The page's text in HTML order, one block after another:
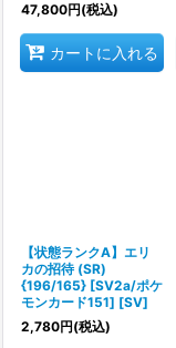
47,800円(税込)
カートに入れる
【状態ランクA】エリ
カの招待 (SR)
{196/165} [SV2a/ポケ
モンカード151] [SV]
2,780円(税込)